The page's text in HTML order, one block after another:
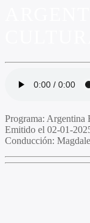
Programa: Argentina
Emitido el 02-01-
Conducción: